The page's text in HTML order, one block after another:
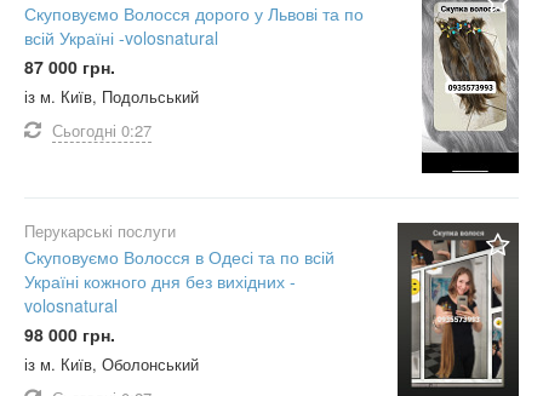
Скуповуємо Волосся дорого у Львові та по
всій Україні -volosnatural
87 000 грн.
із м. Київ, Подольський
Сьогодні 0:27
Перукарські послуги
Скуповуємо Волосся в Одесі та по всій
Україні кожного дня без вихідних -
volosnatural
98 000 грн.
із м. Київ, Оболонський